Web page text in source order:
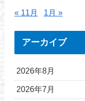
« 11月 1月 »
アーカイブ
2026年8月
2026年7月